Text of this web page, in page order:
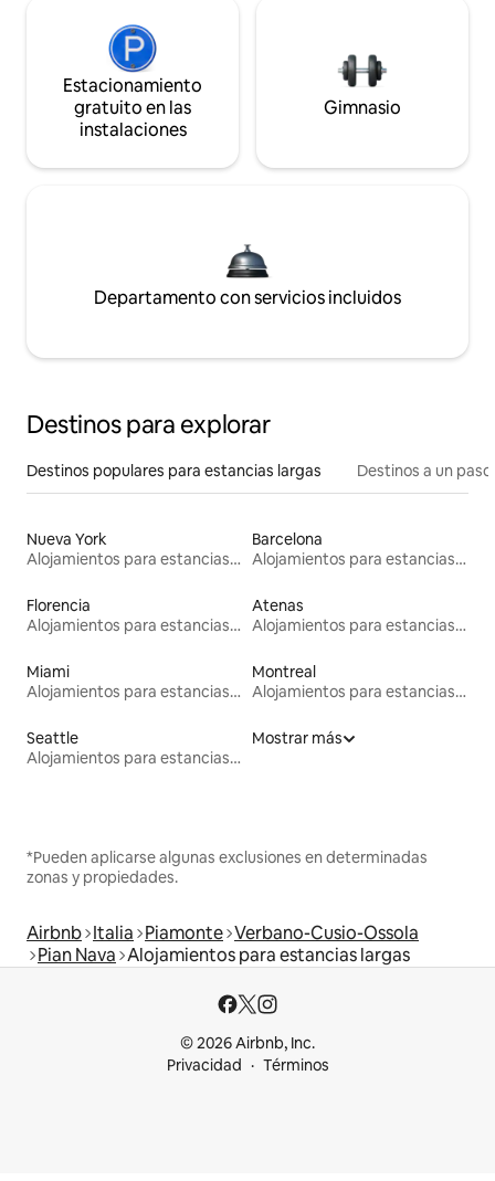
Estacionamiento
gratuito en las
instalaciones
Gimnasio
Departamento con servicios incluidos
Destinos para explorar
Destinos populares para estancias largas Destinos a un
Nueva York
Alojamientos para estancias largas
Barcelona
Alojamientos para estancias largas
Florencia
Alojamientos para estancias largas
Atenas
Alojamientos para estancias largas
Miami
Alojamientos para estancias largas
Montreal
Alojamientos para estancias largas
Seattle
Alojamientos para estancias largas
Mostrar más
*Pueden aplicarse algunas exclusiones en determinadas
zonas y propiedades.
Airbnb Italia Piamonte Verbano-Cusio-Ossola
Pian Nava Alojamientos para estancias largas
© 2026 Airbnb, Inc.
Privacidad
Términos